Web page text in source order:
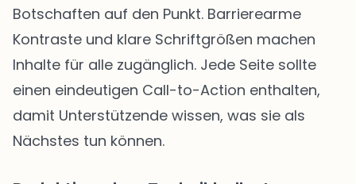
Botschaften auf den Punkt. Barrierearme
Kontraste und klare Schriftgrößen machen
Inhalte für alle zugänglich. Jede Seite sollte
einen eindeutigen Call-to-Action enthalten,
damit Unterstützende wissen, was sie als
Nächstes tun können.